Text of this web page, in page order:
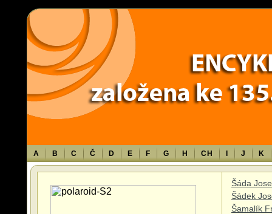
Warning: Use of undefined constant TXT - assumed 'TXT' (this will throw
content/themes/sablona/functions.php
A B C Č D E F G H CH J K
Šáda
Šádek
Šamalík